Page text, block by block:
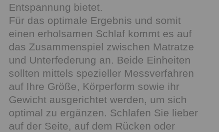
Entspannung bietet.
Für das optimale Ergebnis und somit
einen erholsamen Schlaf kommt es auf
das Zusammenspiel zwischen Matratze
und Unterfederung an. Beide Einheiten
sollten mittels spezieller Messverfahren
auf Ihre Größe, Körperform sowie ihr
Gewicht ausgerichtet werden, um sich
optimal zu ergänzen. Schlafen Sie lieber
auf der Seite, auf dem Rücken oder